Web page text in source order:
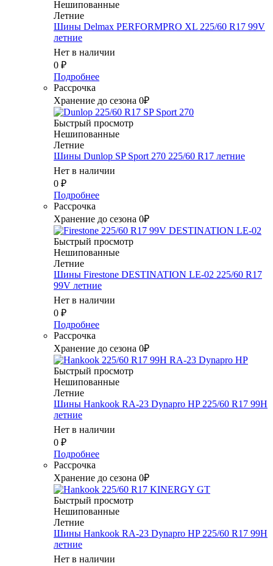
Нешипованные
Летние
Шины Delmax PERFORMPRO XL 225/60 R17 99V
летние
Нет в наличии
0 ₽
Подробнее
Рассрочка
Хранение до сезона 0₽
Быстрый просмотр
Нешипованные
Летние
Шины Dunlop SP Sport 270 225/60 R17 летние
Нет в наличии
0 ₽
Подробнее
Рассрочка
Хранение до сезона 0₽
Быстрый просмотр
Нешипованные
Летние
Шины Firestone DESTINATION LE-02 225/60 R17
99V летние
Нет в наличии
0 ₽
Подробнее
Рассрочка
Хранение до сезона 0₽
Быстрый просмотр
Нешипованные
Летние
Шины Hankook RA-23 Dynapro HP 225/60 R17 99H
летние
Нет в наличии
0 ₽
Подробнее
Рассрочка
Хранение до сезона 0₽
Быстрый просмотр
Нешипованные
Летние
Шины Hankook RA-23 Dynapro HP 225/60 R17 99H
летние
Нет в наличии